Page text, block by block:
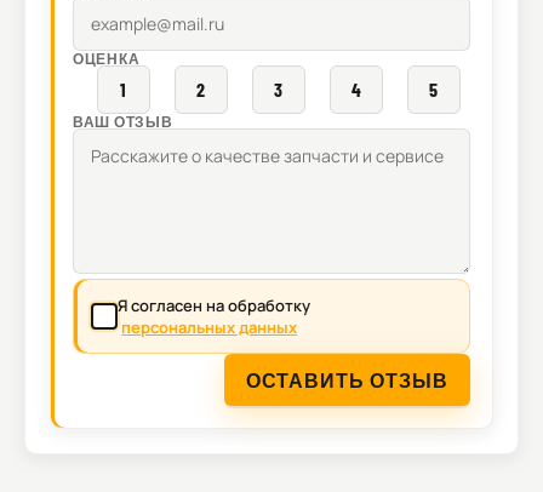
ОЦЕНКА
1 2 3 4 5
ВАШ ОТЗЫВ
Я согласен на обработку
персональных данных
ОСТАВИТЬ ОТЗЫВ